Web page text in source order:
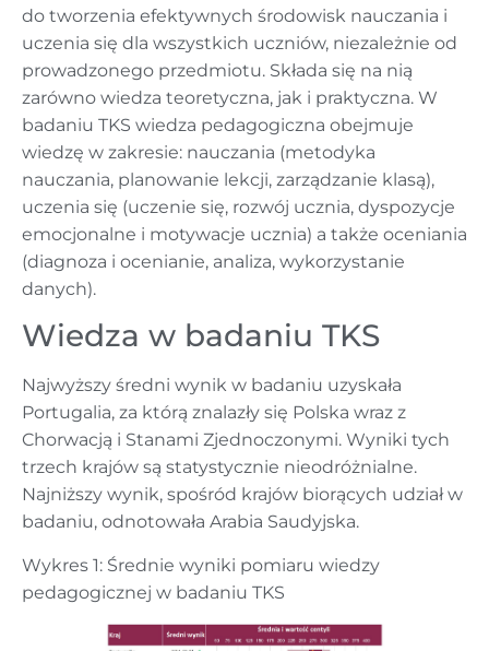
do tworzenia efektywnych środowisk nauczania i
uczenia się dla wszystkich uczniów, niezależnie od
prowadzonego przedmiotu. Składa się na nią
zarówno wiedza teoretyczna, jak i praktyczna. W
badaniu TKS wiedza pedagogiczna obejmuje
wiedzę w zakresie: nauczania (metodyka
nauczania, planowanie lekcji, zarządzanie klasą),
uczenia się (uczenie się, rozwój ucznia, dyspozycje
emocjonalne i motywacje ucznia) a także oceniania
(diagnoza i ocenianie, analiza, wykorzystanie
danych).
Wiedza w badaniu TKS
Najwyższy średni wynik w badaniu uzyskała
Portugalia, za którą znalazły się Polska wraz z
Chorwacją i Stanami Zjednoczonymi. Wyniki tych
trzech krajów są statystycznie nieodróżnialne.
Najniższy wynik, spośród krajów biorących udział w
badaniu, odnotowała Arabia Saudyjska.
Wykres 1: Średnie wyniki pomiaru wiedzy
pedagogicznej w badaniu TKS